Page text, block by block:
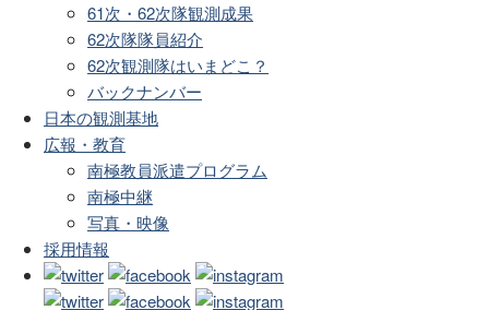
61次・62次隊観測成果
62次隊隊員紹介
62次観測隊はいまどこ？
バックナンバー
日本の観測基地
広報・教育
南極教員派遣プログラム
南極中継
写真・映像
採用情報